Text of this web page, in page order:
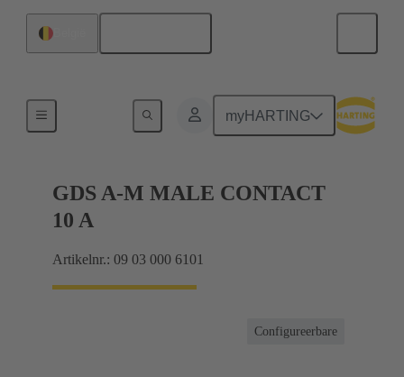
myHARTING
GDS A-M MALE CONTACT
10 A
Artikelnr.: 09 03 000 6101
Configureerbare